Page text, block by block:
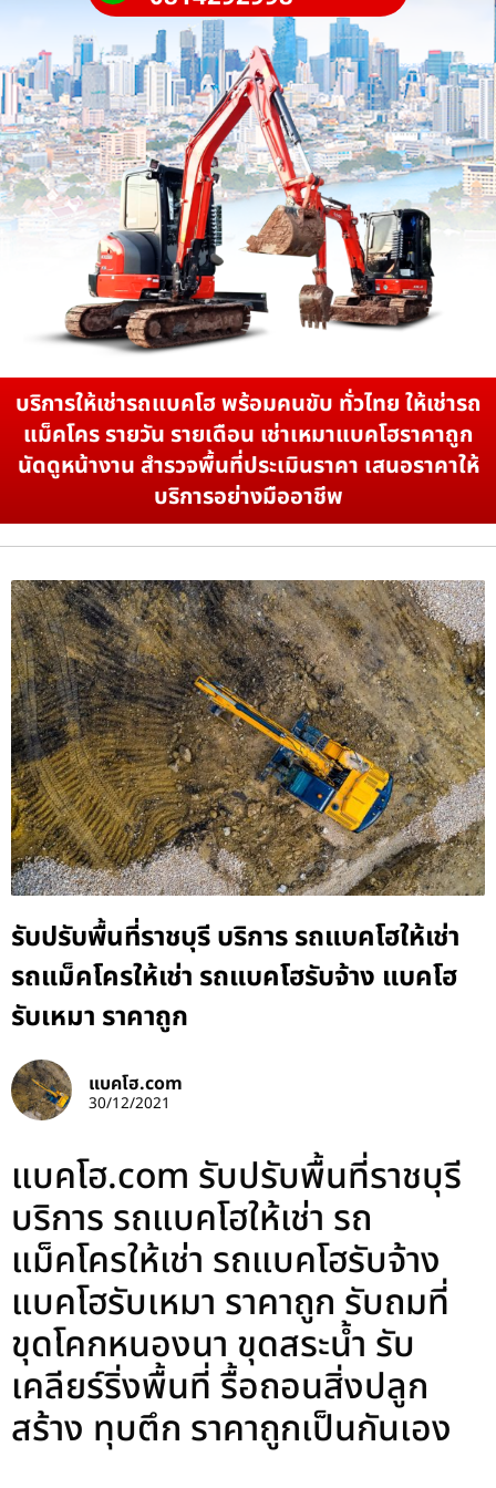
บริการให้เช่ารถแบคโฮ พร้อมคนขับ ทั่วไทย ให้เช่ารถ
แม็คโคร รายวัน รายเดือน เช่าเหมาแบคโฮราคาถูก
นัดดูหน้างาน สำรวจพื้นที่ประเมินราคา เสนอราคาให้
บริการอย่างมืออาชีพ
รับปรับพื้นที่ราชบุรี บริการ รถแบคโฮให้เช่า
รถแม็คโครให้เช่า รถแบคโฮรับจ้าง แบคโฮ
รับเหมา ราคาถูก
แบคโฮ.com
30/12/2021
แบคโฮ.com รับปรับพื้นที่ราชบุรี
บริการ รถแบคโฮให้เช่า รถ
แม็คโครให้เช่า รถแบคโฮรับจ้าง
แบคโฮรับเหมา ราคาถูก รับถมที่
ขุดโคกหนองนา ขุดสระน้ำ รับ
เคลียร์ริ่งพื้นที่ รื้อถอนสิ่งปลูก
สร้าง ทุบตึก ราคาถูกเป็นกันเอง